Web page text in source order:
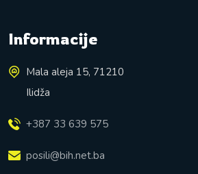
Informacije
Mala aleja 15, 71210
Ilidža
+387 33 639 575
posili@bih.net.ba